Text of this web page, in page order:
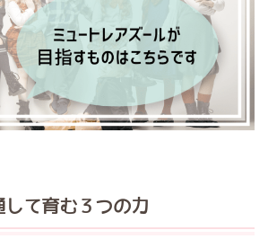
て育む３つの力